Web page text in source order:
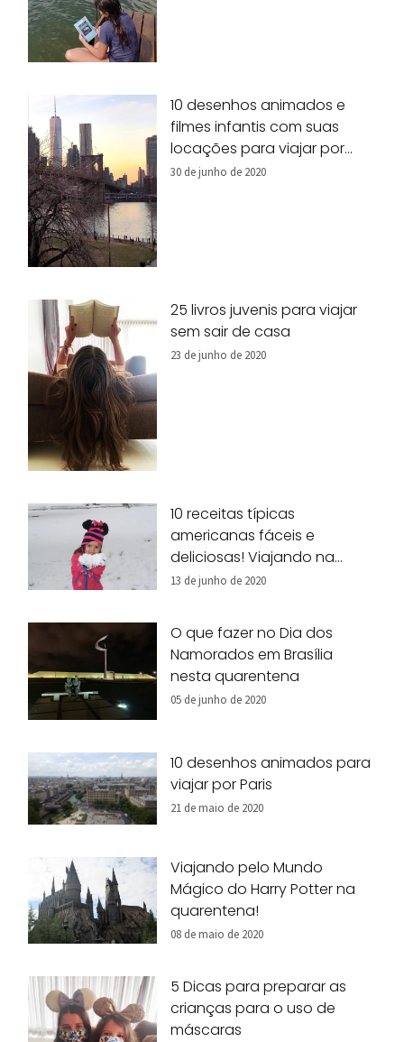
10 desenhos animados e
filmes infantis com suas
locações para viajar por
Nova York!
30 de junho de 2020
25 livros juvenis para viajar
sem sair de casa
23 de junho de 2020
10 receitas típicas
americanas fáceis e
deliciosas! Viajando na
nossa cozinha!
13 de junho de 2020
O que fazer no Dia dos
Namorados em Brasília
nesta quarentena
05 de junho de 2020
10 desenhos animados para
viajar por Paris
21 de maio de 2020
Viajando pelo Mundo
Mágico do Harry Potter na
quarentena!
08 de maio de 2020
5 Dicas para preparar as
crianças para o uso de
máscaras